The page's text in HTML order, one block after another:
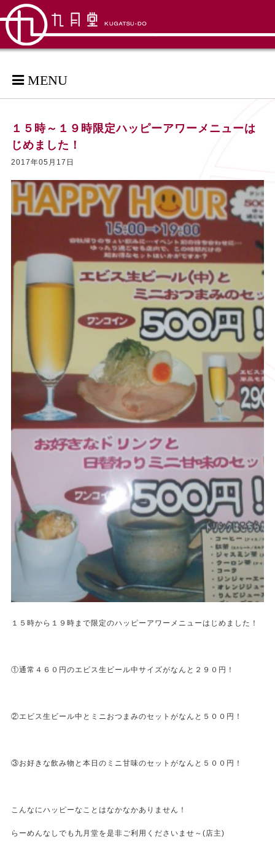
MENU
１５時～１９時限定ハッピーアワーメニューは
じめました！
2017年05月17日
１５時から１９時まで限定のハッピーアワーメニューはじめました！
①通常４６０円のエビス生ビール中サイズがなんと２９０円！
②エビス生ビール中とミニおつまみのセットがなんと５００円！
③お好きな飲み物と本日のミニ甘味のセットがなんと５００円！
こんなにハッピーなことはなかなかありません！
らーめんなしでも九月堂を是非ご利用くださいませ～(店主)